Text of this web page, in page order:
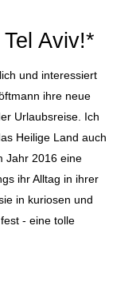
Aviv!*
und interessiert
ihre neue
Urlaubsreise. Ich
Heilige Land auch
Jahr 2016 eine
ihr Alltag in ihrer
in kuriosen und
- eine tolle